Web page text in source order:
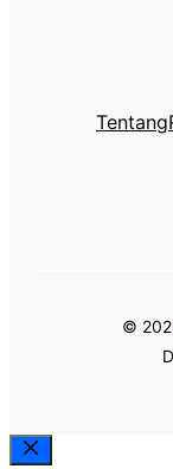
Tentang
©